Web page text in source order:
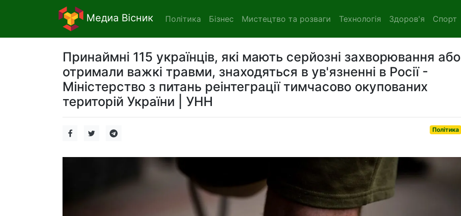
Медиа Вісник Політика Бізнес Мистецтво та розваги Технологія Здоров'я Спорт
Принаймні 115 українців, які мають серйозні захворювання або
отримали важкі травми, знаходяться в ув'язненні в Росії -
Міністерство з питань реінтеграції тимчасово окупованих
територій України | УНН
Політика